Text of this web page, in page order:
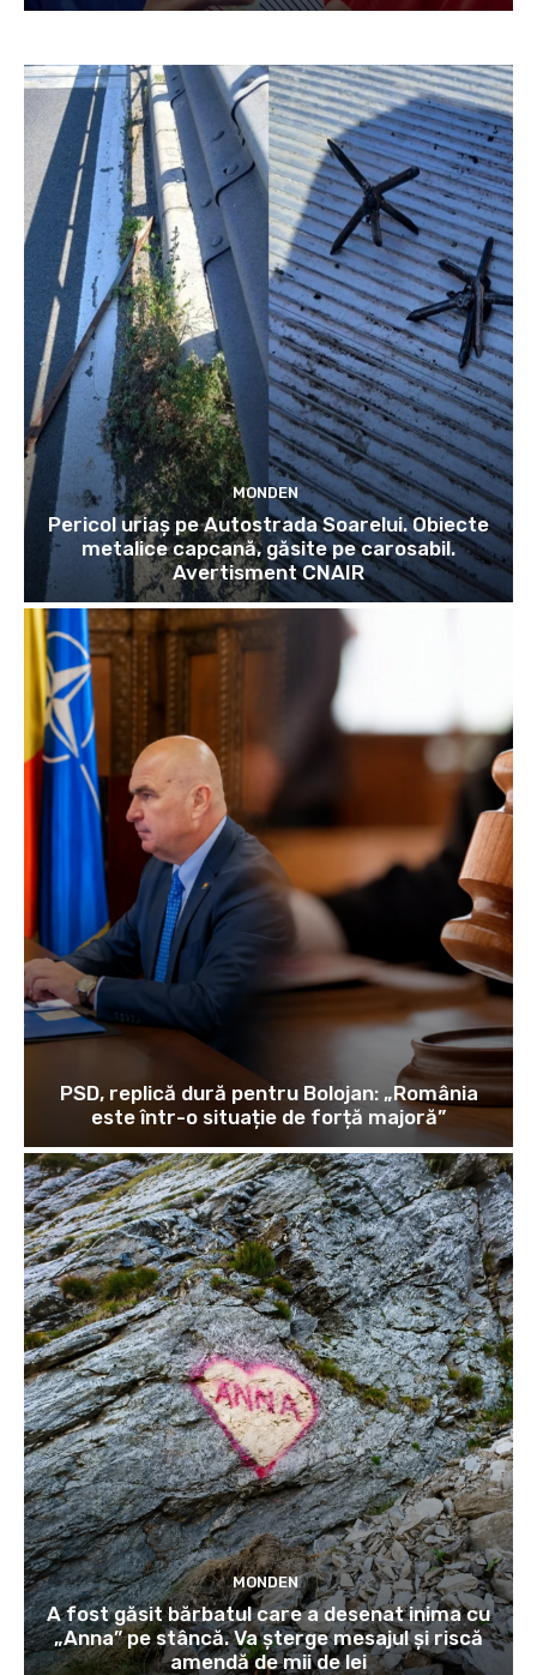
MONDEN
Pericol uriaș pe Autostrada Soarelui. Obiecte
metalice capcană, găsite pe carosabil.
Avertisment CNAIR
PSD, replică dură pentru Bolojan: „România
este într-o situație de forță majoră”
MONDEN
A fost găsit bărbatul care a desenat inima cu
„Anna” pe stâncă. Va șterge mesajul și riscă
amendă de mii de lei